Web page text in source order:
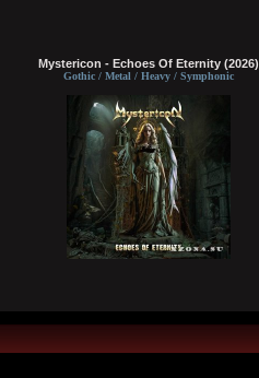
Mystericon - Echoes Of Eternity (2026)
Gothic / Metal / Heavy / Symphonic